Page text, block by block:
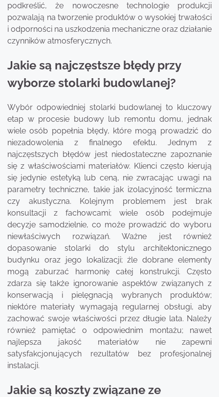
podkreślić, że nowoczesne technologie produkcji
pozwalają na tworzenie produktów o wysokiej trwałości
i odporności na uszkodzenia mechaniczne oraz działanie
czynników atmosferycznych.
Jakie są najczęstsze błędy przy
wyborze stolarki budowlanej?
Wybór odpowiedniej stolarki budowlanej to kluczowy
etap w procesie budowy lub remontu domu, jednak
wiele osób popełnia błędy, które mogą prowadzić do
niezadowolenia z finalnego efektu. Jednym z
najczęstszych błędów jest niedostateczne zapoznanie
się z właściwościami materiałów. Klienci często kierują
się jedynie estetyką lub ceną, nie zwracając uwagi na
parametry techniczne, takie jak izolacyjność termiczna
czy akustyczna. Kolejnym problemem jest brak
konsultacji z fachowcami; wiele osób podejmuje
decyzje samodzielnie, co może prowadzić do wyboru
niewłaściwych rozwiązań. Ważne jest również
dopasowanie stolarki do stylu architektonicznego
budynku oraz jego lokalizacji; źle dobrane elementy
mogą zaburzać harmonię całej konstrukcji. Często
zdarza się także ignorowanie aspektów związanych z
konserwacją i pielęgnacją wybranych produktów;
niektóre materiały wymagają regularnej obsługi, aby
zachować swoje właściwości przez długie lata. Należy
również pamiętać o odpowiednim montażu; nawet
najlepsza jakość materiałów nie zapewni
satysfakcjonujących rezultatów bez profesjonalnej
instalacji.
Jakie są koszty związane ze